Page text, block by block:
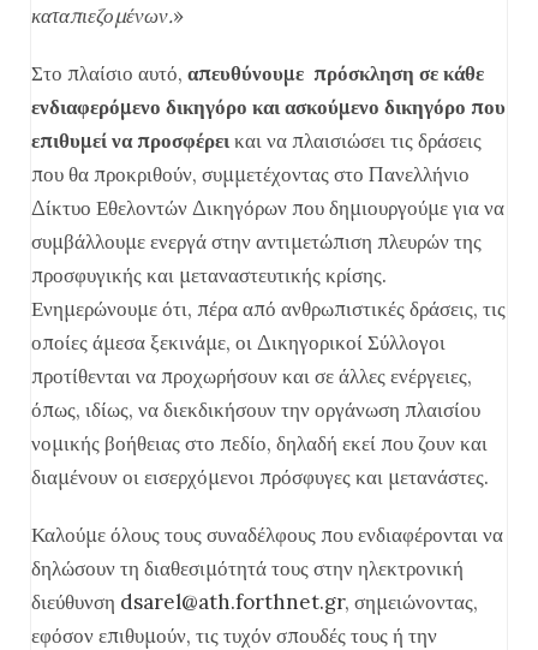
καταπιεζομένων.»
Στο πλαίσιο αυτό, απευθύνουμε πρόσκληση σε κάθε
ενδιαφερόμενο δικηγόρο και ασκούμενο δικηγόρο που
επιθυμεί να προσφέρεικαι να πλαισιώσει τις δράσεις
που θα προκριθούν, συμμετέχοντας στο Πανελλήνιο
Δίκτυο Εθελοντών Δικηγόρων που δημιουργούμε για να
συμβάλλουμε ενεργά στην αντιμετώπιση πλευρών της
προσφυγικής και μεταναστευτικής κρίσης.
Ενημερώνουμε ότι, πέρα από ανθρωπιστικές δράσεις, τις
οποίες άμεσα ξεκινάμε, οι Δικηγορικοί Σύλλογοι
προτίθενται να προχωρήσουν και σε άλλες ενέργειες,
όπως, ιδίως, να διεκδικήσουν την οργάνωση πλαισίου
νομικής βοήθειας στο πεδίο, δηλαδή εκεί που ζουν και
διαμένουν οι εισερχόμενοι πρόσφυγες και μετανάστες.
Καλούμε όλους τους συναδέλφους που ενδιαφέρονται να
δηλώσουν τη διαθεσιμότητά τους στην ηλεκτρονική
διεύθυνση dsarel@ath.forthnet.gr, σημειώνοντας,
εφόσον επιθυμούν, τις τυχόν σπουδές τους ή την